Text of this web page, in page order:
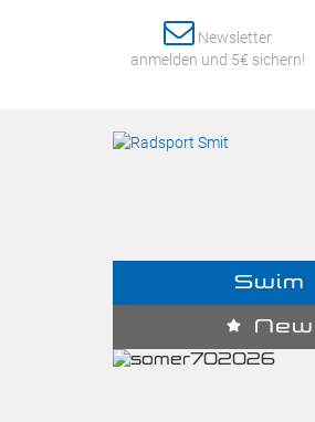
Newsletter
anmelden und 5€ sichern!
Swim
New